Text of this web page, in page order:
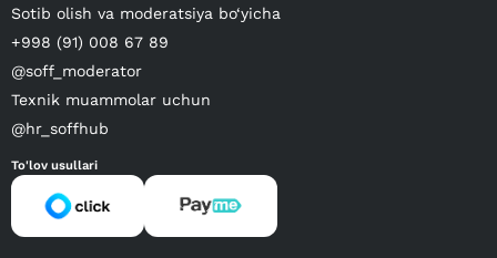
Sotib olish va moderatsiya bo‘yicha
+998 (91) 008 67 89
@soff_moderator
Texnik muammolar uchun
@hr_soffhub
To'lov usullari